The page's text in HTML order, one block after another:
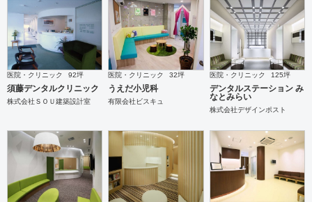
医院・クリニック 92坪
須藤デンタルクリニック
株式会社ＳＯＵ建築設計室
医院・クリニック 32坪
うえだ小児科
有限会社ビスキュ
医院・クリニック 125坪
デンタルステーション み
なとみらい
株式会社デザインポスト